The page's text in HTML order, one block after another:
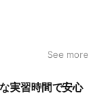
See more
実習時間で安心